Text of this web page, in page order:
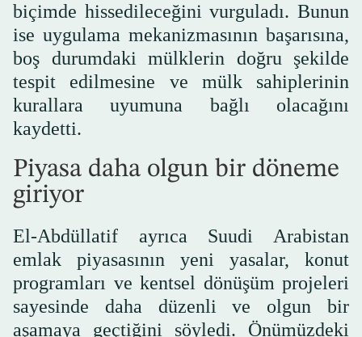
biçimde hissedileceğini vurguladı. Bunun
ise uygulama mekanizmasının başarısına,
boş durumdaki mülklerin doğru şekilde
tespit edilmesine ve mülk sahiplerinin
kurallara uyumuna bağlı olacağını
kaydetti.
Piyasa daha olgun bir döneme
giriyor
El-Abdüllatif ayrıca Suudi Arabistan
emlak piyasasının yeni yasalar, konut
programları ve kentsel dönüşüm projeleri
sayesinde daha düzenli ve olgun bir
aşamaya geçtiğini söyledi. Önümüzdeki